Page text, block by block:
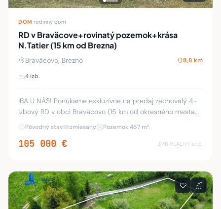
DOM rodinný dom
RD v Braväcove+rovinatý pozemok+krása
N.Tatier (15 km od Brezna)
Braväcovo, Brezno 8,8 km
4 izb.
IBA U NÁS! Ponúkame exkluzívne na predaj zachovalý 4-
izbový RD v obci Braväcovo (15 km od okresného mesta
Brezno) v krásnej a pokojnej lokalite v oáze Nízkych Tatier.
Pôvodný stav zmiesany Pozemok 467 m²
105 000 € JMB REALITY s.r.o.